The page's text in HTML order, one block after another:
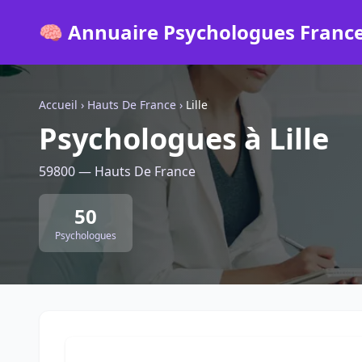
🧠 Annuaire Psychologues
Accueil › Hauts De France › Lille
Psychologues à Lille
59800 — Hauts De France
50
Psychologues